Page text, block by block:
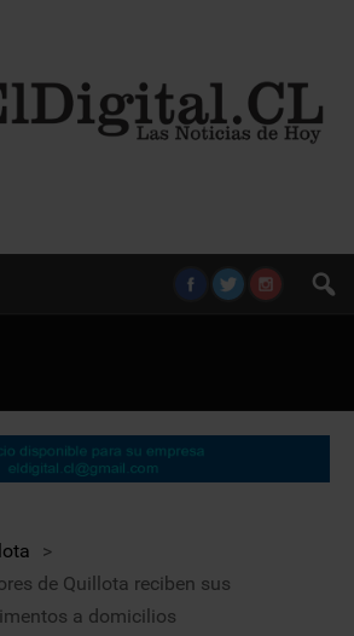
>
de Quillota reciben sus
a domicilios